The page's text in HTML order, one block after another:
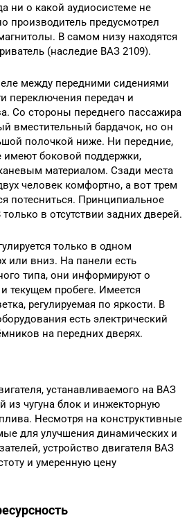
ни о какой аудиосистеме не
производитель предусмотрел
В самом низу находятся
(наследие ВАЗ 2109).
между передними сидениями
переключения передач и
Со стороны переднего пассажира
вместительный бардачок, но он
полочкой ниже. Ни передние,
имеют боковой поддержки,
материалом. Сзади места
человек комфортно, а вот трем
потесниться. Принципиальное
в отсутствии задних дверей.
только в одном
или вниз. На панели есть
типа, они информируют о
текущем пробеге. Имеется
регулируемая по яркости. В
есть электрический
на передних дверях.
устанавливаемого на ВАЗ
чугуна блок и инжекторную
Несмотря на конструктивные
для улучшения динамических и
устройство двигателя ВАЗ
и умеренную цену